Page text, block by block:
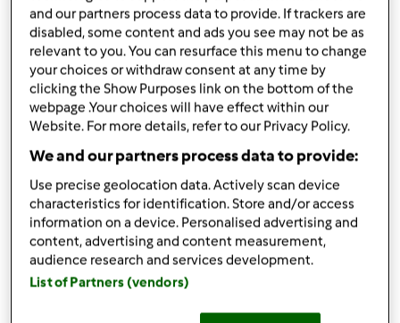
platformie z przepisamiMój Thermomixoraz polubić nasz
fanpage na Facebook'u, aby na bieżąco dowiadywać się o
nowościach, mieć dostęp do wskazówek i dzielić się
swoimi spostrzeżeniami z innymi użytkownikami
Thermomixa.
Życzymy Ci przyjemnego dnia i miłego gotowania z
Thermomixem.
Pozdrawiamy,
Góra strony
and our partners process data to provide. If trackers are
disabled, some content and ads you see may not be as
relevant to you. You can resurface this menu to change
your choices or withdraw consent at any time by
clicking the Show Purposes link on the bottom of the
webpage .Your choices will have effect within our
Website. For more details, refer to our Privacy Policy.
We and our partners process data to provide:
Use precise geolocation data. Actively scan device
characteristics for identification. Store and/or access
information on a device. Personalised advertising and
content, advertising and content measurement,
audience research and services development.
List of Partners (vendors)